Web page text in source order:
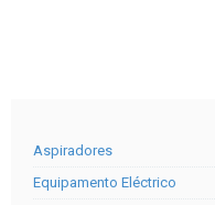
Aspiradores
Equipamento Eléctrico